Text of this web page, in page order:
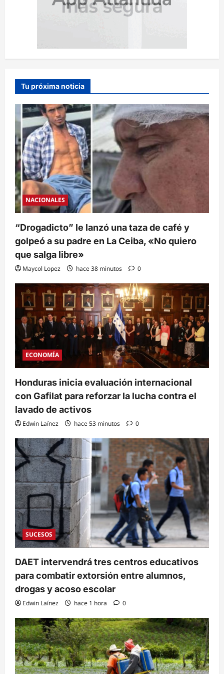
Tu próxima noticia
NACIONALES
“Drogadicto” le lanzó una taza de café y
golpeó a su padre en La Ceiba, «No quiero
que salga libre»
Maycol Lopez hace 38 minutos 0
ECONOMÍA
Honduras inicia evaluación internacional
con Gafilat para reforzar la lucha contra el
lavado de activos
Edwin Laínez hace 53 minutos 0
SUCESOS
DAET intervendrá tres centros educativos
para combatir extorsión entre alumnos,
drogas y acoso escolar
Edwin Laínez hace 1 hora 0